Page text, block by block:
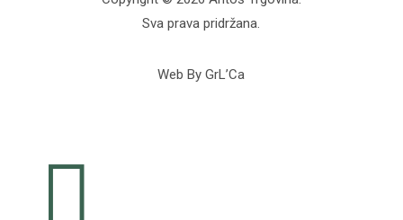
Sva prava pridržana.
Web By GrL’Ca
